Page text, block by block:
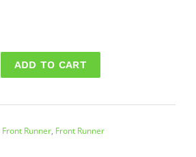
ADD TO CART
Front Runner, Front Runner